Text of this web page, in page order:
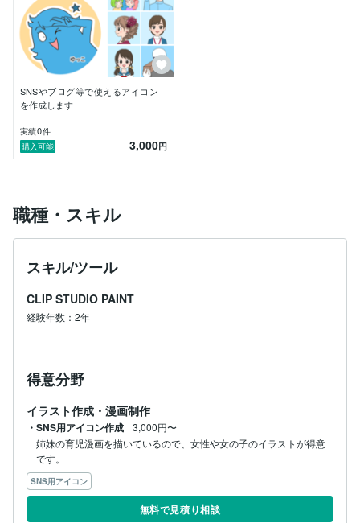
SNSやブログ等で使えるアイコン
を作成します
実績0件
購入可能
3,000円
職種・スキル
スキル/ツール
CLIP STUDIO PAINT
経験年数：2年
得意分野
イラスト作成・漫画制作
・SNS用アイコン作成
3,000円〜
姉妹の育児漫画を描いているので、女性や女の子のイラストが得意
です。
SNS用アイコン
無料で見積り相談